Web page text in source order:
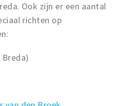
Ook zijn er een aantal
richten op
Breda)